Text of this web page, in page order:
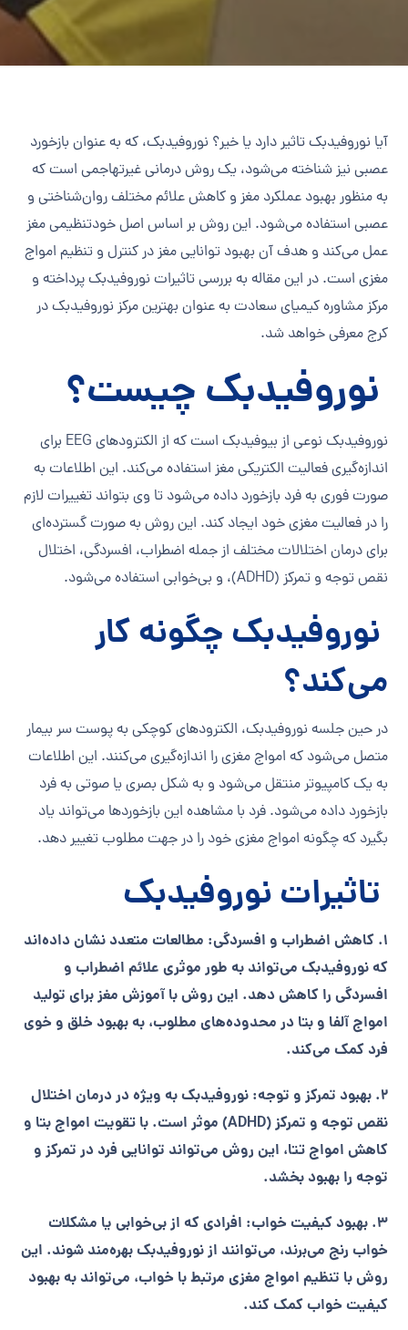
آیا نوروفیدبک تاثیر دارد یا خیر؟ نوروفیدبک، که به عنوان بازخورد
عصبی نیز شناخته می‌شود، یک روش درمانی غیرتهاجمی است که
به منظور بهبود عملکرد مغز و کاهش علائم مختلف روان‌شناختی و
عصبی استفاده می‌شود. این روش بر اساس اصل خودتنظیمی مغز
عمل می‌کند و هدف آن بهبود توانایی مغز در کنترل و تنظیم امواج
مغزی است. در این مقاله به بررسی تاثیرات نوروفیدبک پرداخته و
مرکز مشاوره کیمیای سعادت به عنوان بهترین مرکز نوروفیدبک در
کرج معرفی خواهد شد.
نوروفیدبک چیست؟
نوروفیدبک نوعی از بیوفیدبک است که از الکترودهای EEG برای
اندازه‌گیری فعالیت الکتریکی مغز استفاده می‌کند. این اطلاعات به
صورت فوری به فرد بازخورد داده می‌شود تا وی بتواند تغییرات لازم
را در فعالیت مغزی خود ایجاد کند. این روش به صورت گسترده‌ای
برای درمان اختلالات مختلف از جمله اضطراب، افسردگی، اختلال
نقص توجه و تمرکز (ADHD)، و بی‌خوابی استفاده می‌شود.
نوروفیدبک چگونه کار
می‌کند؟
در حین جلسه نوروفیدبک، الکترودهای کوچکی به پوست سر بیمار
متصل می‌شود که امواج مغزی را اندازه‌گیری می‌کنند. این اطلاعات
به یک کامپیوتر منتقل می‌شود و به شکل بصری یا صوتی به فرد
بازخورد داده می‌شود. فرد با مشاهده این بازخوردها می‌تواند یاد
بگیرد که چگونه امواج مغزی خود را در جهت مطلوب تغییر دهد.
تاثیرات نوروفیدبک
1. کاهش اضطراب و افسردگی: مطالعات متعدد نشان داده‌اند
که نوروفیدبک می‌تواند به طور موثری علائم اضطراب و
افسردگی را کاهش دهد. این روش با آموزش مغز برای تولید
امواج آلفا و بتا در محدوده‌های مطلوب، به بهبود خلق و خوی
فرد کمک می‌کند.
2. بهبود تمرکز و توجه: نوروفیدبک به ویژه در درمان اختلال
نقص توجه و تمرکز (ADHD) موثر است. با تقویت امواج بتا و
کاهش امواج تتا، این روش می‌تواند توانایی فرد در تمرکز و
توجه را بهبود بخشد.
3. بهبود کیفیت خواب: افرادی که از بی‌خوابی یا مشکلات
خواب رنج می‌برند، می‌توانند از نوروفیدبک بهره‌مند شوند. این
روش با تنظیم امواج مغزی مرتبط با خواب، می‌تواند به بهبود
کیفیت خواب کمک کند.